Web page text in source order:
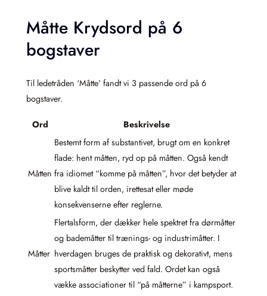
Måtte Krydsord på 6
bogstaver
Til ledetråden ‘Måtte’ fandt vi 3 passende ord på 6
bogstaver.
Ord Beskrivelse
Måtten
Bestemt form af substantivet, brugt om en konkret
flade: hent måtten, ryd op på måtten. Også kendt
fra idiomet “komme på måtten”, hvor det betyder at
blive kaldt til orden, irettesat eller møde
konsekvenserne efter reglerne.
Måtter
Flertalsform, der dækker hele spektret fra dørmåtter
og bademåtter til trænings- og industrimåtter. I
hverdagen bruges de praktisk og dekorativt, mens
sportsmåtter beskytter ved fald. Ordet kan også
vække associationer til “på måtterne” i kampsport.